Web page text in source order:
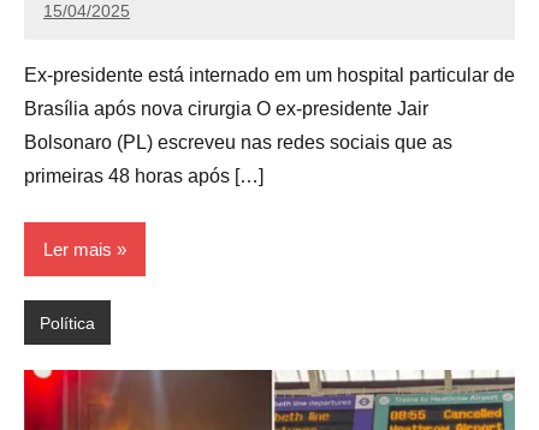
15/04/2025
Redação
Ex-presidente está internado em um hospital particular de
Brasília após nova cirurgia O ex-presidente Jair
Bolsonaro (PL) escreveu nas redes sociais que as
primeiras 48 horas após […]
Ler mais
Política